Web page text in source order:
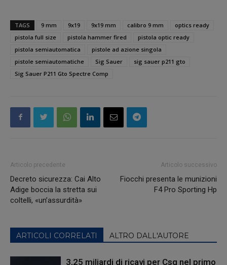
TAGS 9 mm 9x19 9x19 mm calibro 9 mm
optics ready
pistola full size
pistola hammer fired
pistola optic ready
pistola semiautomatica
pistole ad azione singola
pistole semiautomatiche
Sig Sauer
sig sauer p211 gto
Sig Sauer P211 Gto Spectre Comp
Articolo precedente
Decreto sicurezza: Cai Alto
Adige boccia la stretta sui
coltelli, «un’assurdità»
Articolo successivo
Fiocchi presenta le munizioni
F4 Pro Sporting Hp
ARTICOLI CORRELATI ALTRO DALL'AUTORE
3,25 miliardi di ricavi per Csg nel primo